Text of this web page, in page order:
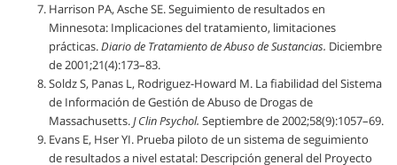
Harrison PA, Asche SE. Seguimiento de resultados en
Minnesota: Implicaciones del tratamiento, limitaciones
prácticas.Diario de Tratamiento de Abuso de Sustancias. Diciembre
de 2001;21(4):173–83.
Soldz S, Panas L, Rodriguez-Howard M. La fiabilidad del Sistema
de Información de Gestión de Abuso de Drogas de
Massachusetts.J Clin Psychol. Septiembre de 2002;58(9):1057–69.
Evans E, Hser YI. Prueba piloto de un sistema de seguimiento
de resultados a nivel estatal: Descripción general del Proyecto